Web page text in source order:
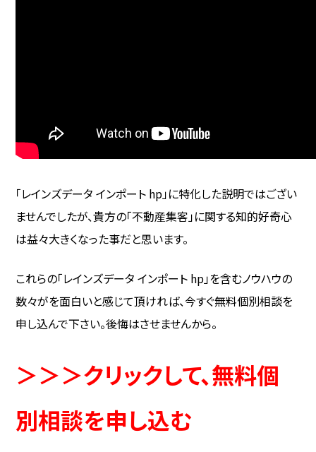
「レインズデータ インポート hp」に特化した説明ではござい
ませんでしたが、貴方の「不動産集客」に関する知的好奇心
は益々大きくなった事だと思います。
これらの「レインズデータ インポート hp」を含むノウハウの
数々がを面白いと感じて頂ければ、今すぐ無料個別相談を
申し込んで下さい。後悔はさせませんから。
＞＞＞クリックして、無料個
別相談を申し込む